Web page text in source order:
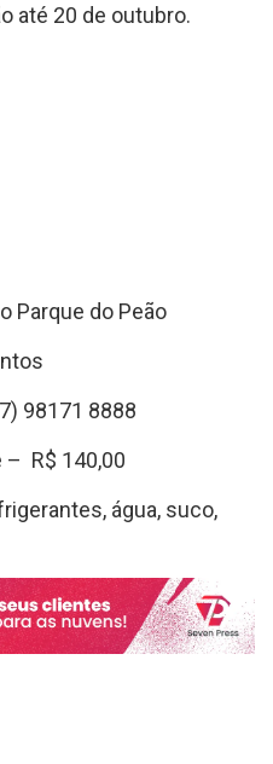
até 20 de outubro.
Parque do Peão
98171 8888
R$ 140,00
água, suco,